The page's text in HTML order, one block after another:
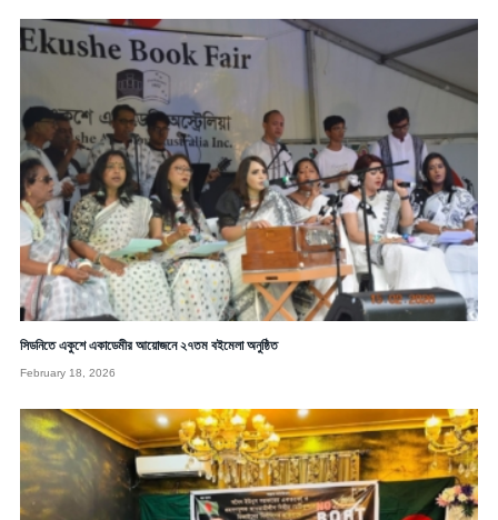
সিডনিতে একুশে একাডেমীর আয়োজনে ২৭তম বইমেলা অনুষ্ঠিত
February 18, 2026